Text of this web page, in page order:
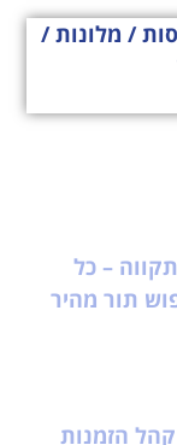
/ מלונות /
– כל
תור מהיר
הזמנות